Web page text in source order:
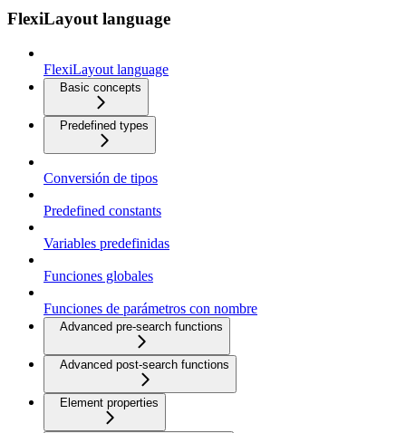
FlexiLayout language
FlexiLayout language
Basic concepts
Predefined types
Conversión de tipos
Predefined constants
Variables predefinidas
Funciones globales
Funciones de parámetros con nombre
Advanced pre-search functions
Advanced post-search functions
Element properties